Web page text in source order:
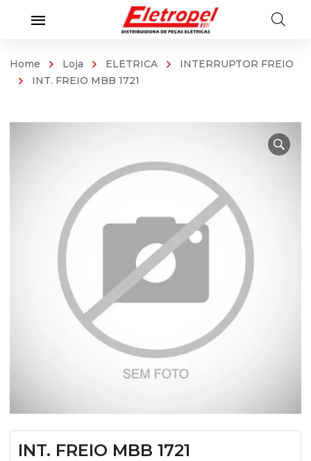
Home Loja ELETRICA
INTERRUPTOR FREIO
INT. FREIO MBB 1721
INT. FREIO MBB 1721